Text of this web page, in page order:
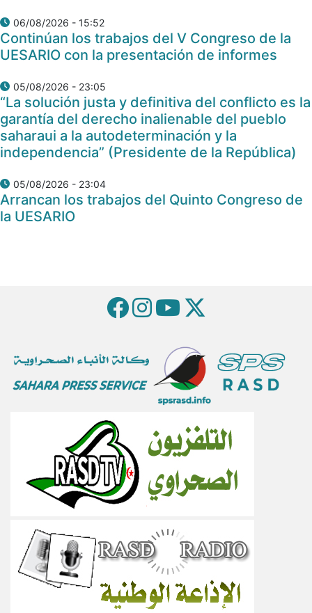
06/08/2026 - 15:52
Continúan los trabajos del V Congreso de la
UESARIO con la presentación de informes
05/08/2026 - 23:05
“La solución justa y definitiva del conflicto es la
garantía del derecho inalienable del pueblo
saharaui a la autodeterminación y la
independencia” (Presidente de la República)
05/08/2026 - 23:04
Arrancan los trabajos del Quinto Congreso de
la UESARIO